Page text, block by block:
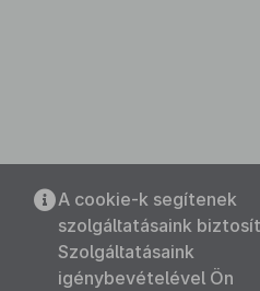
A cookie-k segítenek
szolgáltatásaink
Szolgáltatásaink
igénybevételével Ön